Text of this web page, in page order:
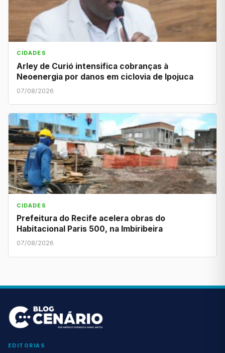
CIDADES
Arley de Curió intensifica cobranças à
Neoenergia por danos em ciclovia de Ipojuca
07/08/2026
CIDADES
Prefeitura do Recife acelera obras do
Habitacional Paris 500, na Imbiribeira
07/08/2026
EDITORIAS